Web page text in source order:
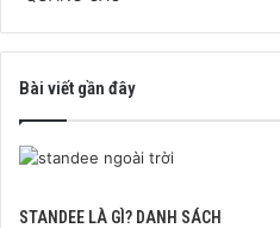
Bài viết gần đây
STANDEE LÀ GÌ? DANH SÁCH